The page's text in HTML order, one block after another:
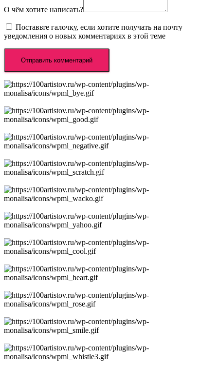
О чём хотите написать?
Поставьте галочку, если хотите получать на почту
уведомления о новых комментариях в этой теме